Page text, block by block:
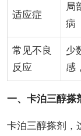
适应症
局
病
常见不良
反应
少
感
一、卡泊三醇搽
卡泊三醇搽剂，